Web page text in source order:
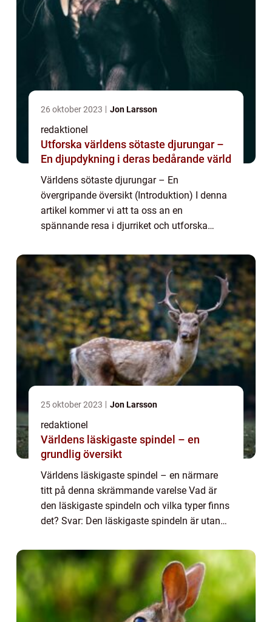
26 oktober 2023 Jon Larsson
redaktionel
Utforska världens sötaste djurungar –
En djupdykning i deras bedårande värld
Världens sötaste djurungar – En
övergripande översikt (Introduktion) I denna
artikel kommer vi att ta oss an en
spännande resa i djurriket och utforska
ge en grundlig översikt av dessa bedårande
varelse...
25 oktober 2023 Jon Larsson
redaktionel
Världens läskigaste spindel – en
grundlig översikt
Världens läskigaste spindel – en närmare
titt på denna skrämmande varelse Vad är
den läskigaste spindeln och vilka typer finns
det? Svar: Den läskigaste spindeln är utan
(Phoneutria sp.). Denna spindel...